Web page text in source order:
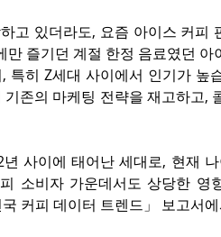
고 있더라도, 요즘 아이스 커피
만 즐기던 계절 한정 음료였던
특히 Z세대 사이에서 인기가 높
존의 마케팅 전략을 재고하고,
사이에 태어난 세대로, 현재
소비자 가운데서도 상당한 영
커피 데이터 트렌드」 보고서